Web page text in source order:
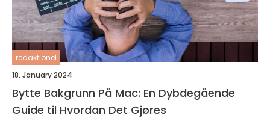
redaktionel
18. January 2024
Bytte Bakgrunn På Mac: En Dybdegående
Guide til Hvordan Det Gjøres